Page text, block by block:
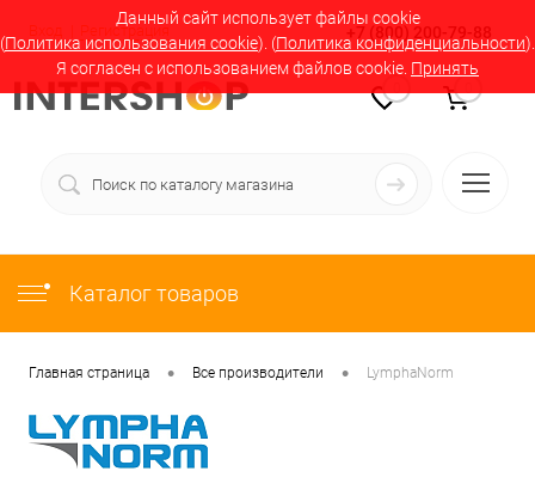
Данный сайт использует файлы cookie
(Политика использования cookie). (Политика конфиденциальности).
Я согласен с использованием файлов cookie. Принять
Вход Регистрация +7 (800) 200-79-88
Каталог товаров
Главная страница • Все производители • LymphaNorm